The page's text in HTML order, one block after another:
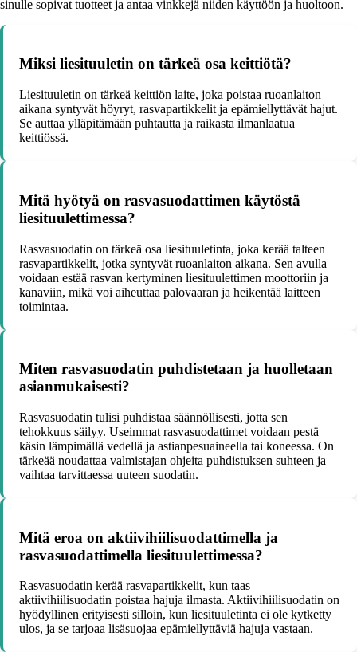
sinulle sopivat tuotteet ja antaa vinkkejä niiden käyttöön ja huoltoon.
Miksi liesituuletin on tärkeä osa keittiötä?
Liesituuletin on tärkeä keittiön laite, joka poistaa ruoanlaiton
aikana syntyvät höyryt, rasvapartikkelit ja epämiellyttävät hajut.
Se auttaa ylläpitämään puhtautta ja raikasta ilmanlaatua
keittiössä.
Mitä hyötyä on rasvasuodattimen käytöstä
liesituulettimessa?
Rasvasuodatin on tärkeä osa liesituuletinta, joka kerää talteen
rasvapartikkelit, jotka syntyvät ruoanlaiton aikana. Sen avulla
voidaan estää rasvan kertyminen liesituulettimen moottoriin ja
kanaviin, mikä voi aiheuttaa palovaaran ja heikentää laitteen
toimintaa.
Miten rasvasuodatin puhdistetaan ja huolletaan
asianmukaisesti?
Rasvasuodatin tulisi puhdistaa säännöllisesti, jotta sen
tehokkuus säilyy. Useimmat rasvasuodattimet voidaan pestä
käsin lämpimällä vedellä ja astianpesuaineella tai koneessa. On
tärkeää noudattaa valmistajan ohjeita puhdistuksen suhteen ja
vaihtaa tarvittaessa uuteen suodatin.
Mitä eroa on aktiivihiilisuodattimella ja
rasvasuodattimella liesituulettimessa?
Rasvasuodatin kerää rasvapartikkelit, kun taas
aktiivihiilisuodatin poistaa hajuja ilmasta. Aktiivihiilisuodatin on
hyödyllinen erityisesti silloin, kun liesituuletinta ei ole kytketty
ulos, ja se tarjoaa lisäsuojaa epämiellyttäviä hajuja vastaan.